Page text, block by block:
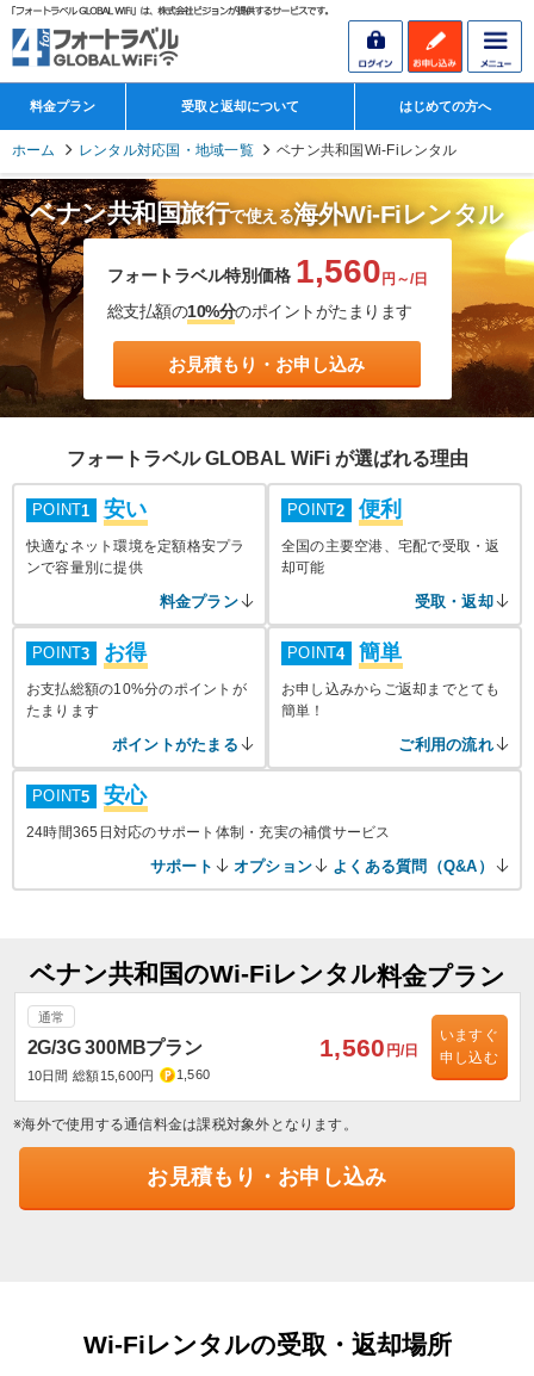
料金プラン 受取と返却について はじめての方へ
ホーム レンタル対応国・地域一覧 ベナン共和国Wi-Fiレンタル
ベナン共和国旅行で使える海外Wi-Fiレンタル
フォートラベル特別価格 1,560円～/日
総支払額の10%分のポイントがたまります
お見積もり・お申し込み
フォートラベル GLOBAL WiFi が選ばれる理由
POINT1 安い
快適なネット環境を定額格安プラ
ンで容量別に提供
料金プラン
POINT2 便利
全国の主要空港、宅配で受取・返
却可能
受取・返却
POINT3 お得
お支払総額の10%分のポイントが
たまります
ポイントがたまる
POINT4 簡単
お申し込みからご返却までとても
簡単！
ご利用の流れ
POINT5 安心
24時間365日対応のサポート体制・充実の補償サービス
サポート オプション よくある質問（Q&A）
ベナン共和国のWi-Fiレンタル料金プラン
通常
2G/3G 300MBプラン
10日間 総額15,600円 1,560
1,560 円/日
いますぐ
申し込む
※海外で使用する通信料金は課税対象外となります。
お見積もり・お申し込み
Wi-Fiレンタルの受取・返却場所